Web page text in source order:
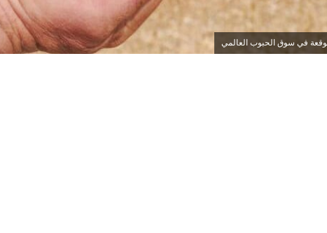
في سوق الحبوب العالمي